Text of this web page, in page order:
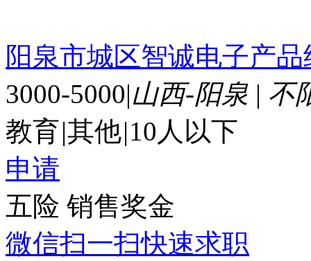
阳泉市城区智诚电子产
3000-5000|山西-阳泉 | 不
教育|其他|10人以下
申请
五险 销售奖金
微信扫一扫快速求职